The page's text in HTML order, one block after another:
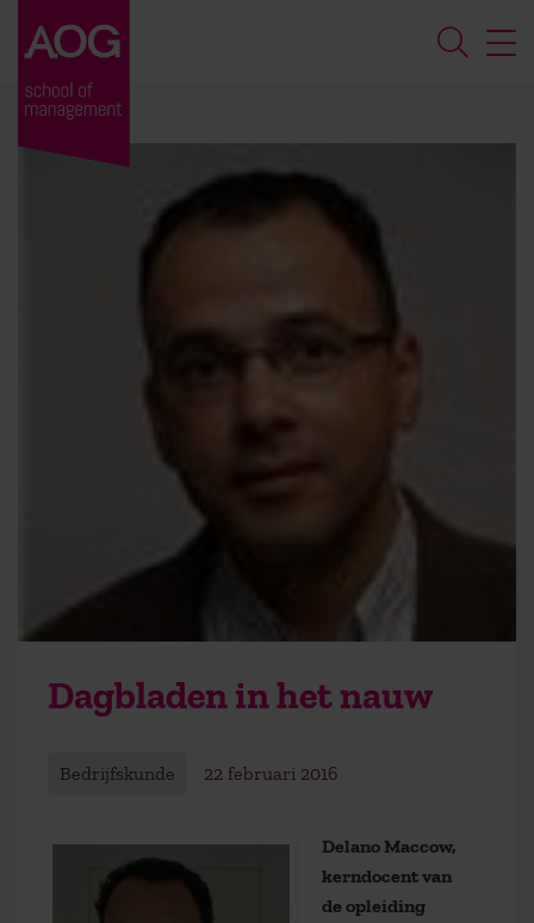
Dagbladen in het nauw
Bedrijfskunde 22 februari 2016
Delano Maccow,
kerndocent van
de opleiding